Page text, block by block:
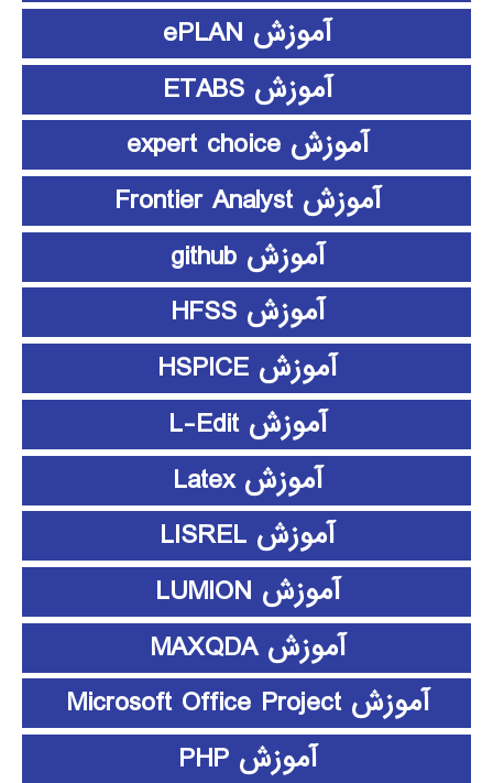
آموزش ePLAN
آموزش ETABS
آموزش expert choice
آموزش Frontier Analyst
آموزش github
آموزش HFSS
آموزش HSPICE
آموزش L-Edit
آموزش Latex
آموزش LISREL
آموزش LUMION
آموزش MAXQDA
آموزش Microsoft Office Project
آموزش PHP